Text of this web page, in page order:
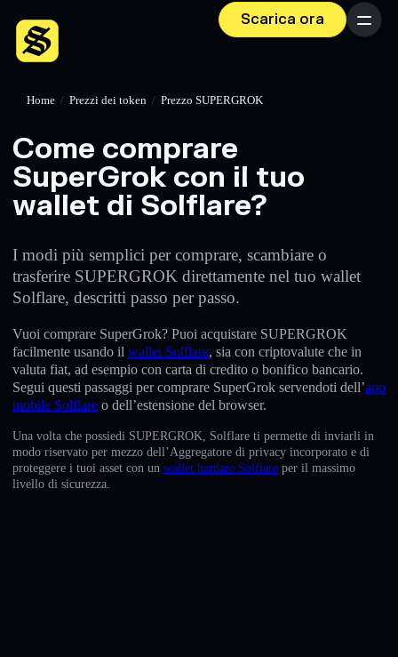
Scarica ora Menu
English
Deutsch
Italiano
Home / Prezzi dei token / Prezzo SUPERGROK
Come comprare
SuperGrok con il tuo
wallet di Solflare?
I modi più semplici per comprare, scambiare o
trasferire SUPERGROK direttamente nel tuo wallet
Solflare, descritti passo per passo.
Vuoi comprare SuperGrok? Puoi acquistare SUPERGROK
facilmente usando il wallet Solflare, sia con criptovalute che in
valuta fiat, ad esempio con carta di credito o bonifico bancario.
Segui questi passaggi per comprare SuperGrok servendoti dell’app
mobile Solflare o dell’estensione del browser.
Una volta che possiedi SUPERGROK, Solflare ti permette di inviarli in
modo riservato per mezzo dell’Aggregatore di privacy incorporato e di
proteggere i tuoi asset con un wallet hardare Solflare per il massimo
livello di sicurezza.